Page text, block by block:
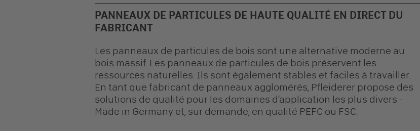
PANNEAUX DE PARTICULES DE HAUTE QUALITÉ EN DIRECT DU
FABRICANT
Les panneaux de particules de bois sont une alternative moderne au
bois massif. Les panneaux de particules de bois préservent les
ressources naturelles. Ils sont également stables et faciles à travailler.
En tant que fabricant de panneaux agglomérés, Pfleiderer propose des
solutions de qualité pour les domaines d’application les plus divers -
Made in Germany et, sur demande, en qualité PEFC ou FSC.